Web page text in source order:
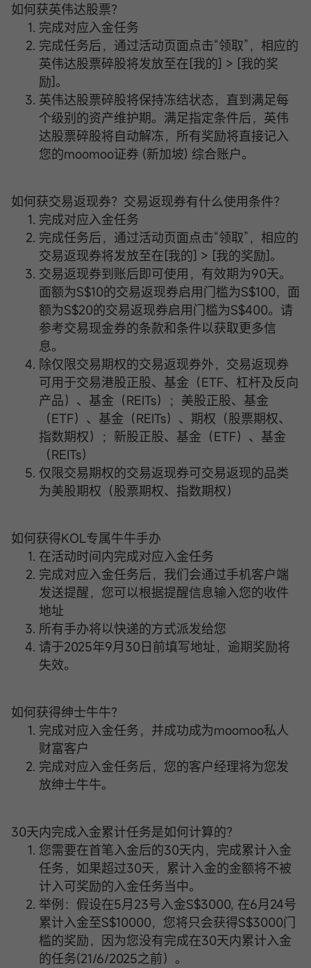
如何获英伟达股票？
完成对应入金任务
完成任务后，通过活动页面点击“领取”，相应的
英伟达股票碎股将发放至在[我的] > [我的奖
励]。
英伟达股票碎股将保持冻结状态，直到满足每
个级别的资产维护期。满足指定条件后，英伟
达股票碎股将自动解冻，所有奖励将直接记入
您的moomoo证券 (新加坡) 综合账户。
如何获交易返现券？交易返现券有什么使用条件？
完成对应入金任务
完成任务后，通过活动页面点击“领取”，相应的
交易返现券将发放至在[我的] > [我的奖励]。
交易返现券到账后即可使用，有效期为90天。
面额为S$10的交易返现券启用门槛为S$100，面
额为S$20的交易返现券启用门槛为S$400。请
参考交易现金券的条款和条件以获取更多信
息。
除仅限交易期权的交易返现券外，交易返现券
可用于交易港股正股、基金（ETF、杠杆及反向
产品）、基金（REITs）；美股正股、基金
（ETF）、基金（REITs）、期权（股票期权、
指数期权）；新股正股、基金（ETF）、基金
（REITs）
仅限交易期权的交易返现券可交易返现的品类
为美股期权（股票期权、指数期权）
如何获得KOL专属牛牛手办
在活动时间内完成对应入金任务
完成对应入金任务后，我们会通过手机客户端
发送提醒，您可以根据提醒信息输入您的收件
地址
所有手办将以快递的方式派发给您
请于2025年9月30日前填写地址，逾期奖励将
失效。
如何获得绅士牛牛？
完成对应入金任务，并成功成为moomoo私人
财富客户
完成对应入金任务后，您的客户经理将为您发
放绅士牛牛。
30天内完成入金累计任务是如何计算的？
您需要在首笔入金后的30天内，完成累计入金
任务，如果超过30天，累计入金的金额将不被
计入可奖励的入金任务当中。
举例：假设在5月23号入金S$3000, 在6月24号
累计入金至S$10000，您将只会获得S$3000门
槛的奖励，因为您没有完成在30天内累计入金
的任务(21/6/2025之前）。